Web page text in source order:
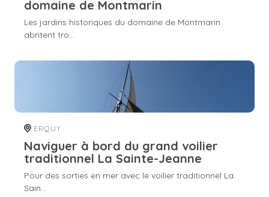
domaine de Montmarin
Les jardins historiques du domaine de Montmarin
abritent tro...
ERQUY
Naviguer à bord du grand voilier
traditionnel La Sainte-Jeanne
Pour des sorties en mer avec le voilier traditionnel La
Sain...